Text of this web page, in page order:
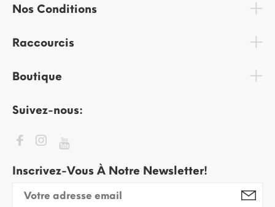
Nos Conditions
Raccourcis
Boutique
Suivez-nous:
Inscrivez-Vous À Notre Newsletter!